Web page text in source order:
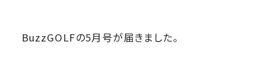
BuzzGOLFの5月号が届きました。